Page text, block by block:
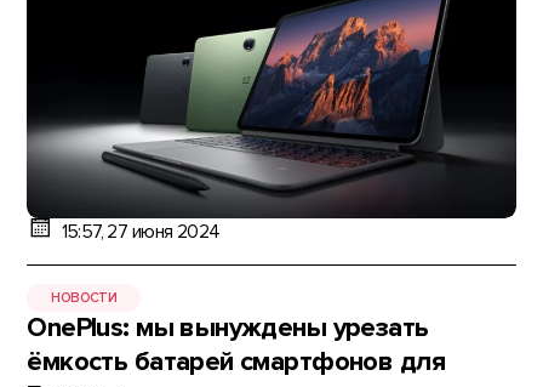
15:57, 27 июня 2024
НОВОСТИ
OnePlus: мы вынуждены урезать
ёмкость батарей смартфонов для